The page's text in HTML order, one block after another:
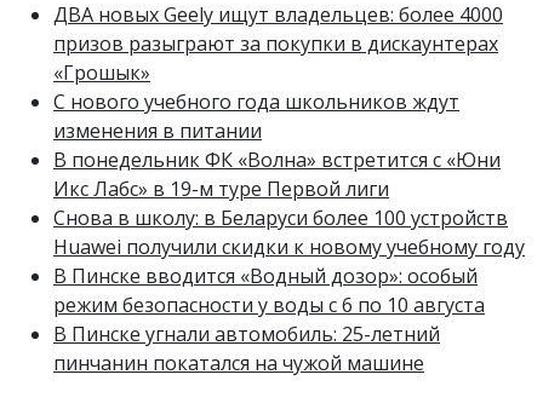
ДВА новых Geely ищут владельцев: более 4000
призов разыграют за покупки в дискаунтерах
«Грошык»
С нового учебного года школьников ждут
изменения в питании
В понедельник ФК «Волна» встретится с «Юни
Икс Лабс» в 19-м туре Первой лиги
Снова в школу: в Беларуси более 100 устройств
Huawei получили скидки к новому учебному году
В Пинске вводится «Водный дозор»: особый
режим безопасности у воды с 6 по 10 августа
В Пинске угнали автомобиль: 25-летний
пинчанин покатался на чужой машине